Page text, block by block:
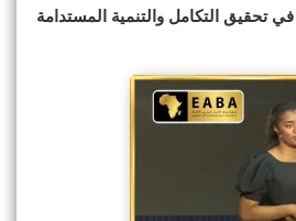
تحقيق التكامل والتنمية المستدامة